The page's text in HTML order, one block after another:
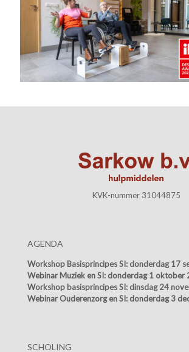
KVK-nummer 31044875
AGENDA
Workshop Basisprincipes SI: donderdag 17
Webinar Muziek en SI: donderdag 1 oktober
Workshop basisprincipes SI: dinsdag 24
Webinar Ouderenzorg en SI: donderdag 3
SCHOLING